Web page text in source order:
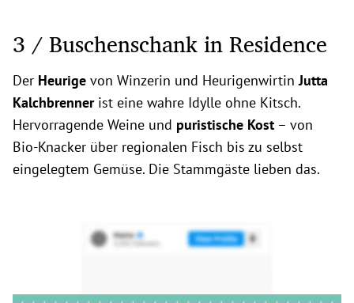
3 / Buschenschank in Residence
Der Heurige von Winzerin und HeurigenwirtinJutta
Kalchbrennerist eine wahre Idylle ohne Kitsch.
Hervorragende Weine und puristische Kost – von
Bio-Knacker über regionalen Fisch bis zu selbst
eingelegtem Gemüse. Die Stammgäste lieben das.